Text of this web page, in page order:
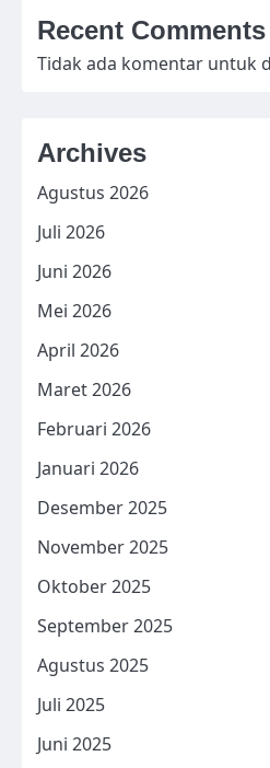
Recent Comments
Tidak ada komentar untuk
Archives
Agustus 2026
Juli 2026
Juni 2026
Mei 2026
April 2026
Maret 2026
Februari 2026
Januari 2026
Desember 2025
November 2025
Oktober 2025
September 2025
Agustus 2025
Juli 2025
Juni 2025